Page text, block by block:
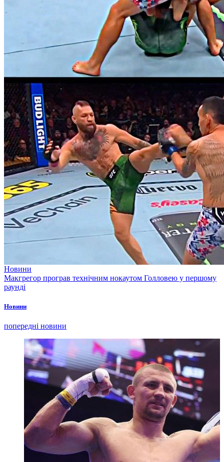
Новини
Макгрегор програв технічним нокаутом Голловею у першому
раунді
Новини
попередні новини